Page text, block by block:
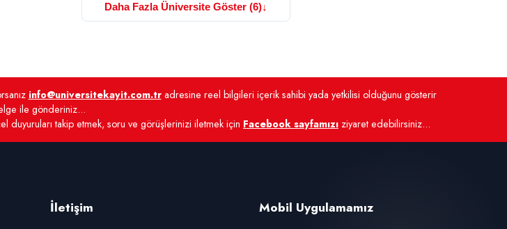
Daha Fazla Üniversite Göster (6)↓
info@universitekayit.com.tradresine reel bilgileri içerik sahibi yada yetkilisi olduğunu gösterir
ile gönderiniz...
duyuruları takip etmek, soru ve görüşlerinizi iletmek için Facebook sayfamızı ziyaret edebilirsiniz...
İletişim Mobil Uygulamamız